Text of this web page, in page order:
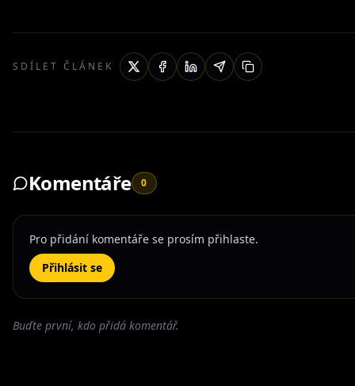
SDÍLET ČLÁNEK
Komentáře 0
Pro přidání komentáře se prosím přihlaste.
Přihlásit se
Buďte první, kdo přidá komentář.